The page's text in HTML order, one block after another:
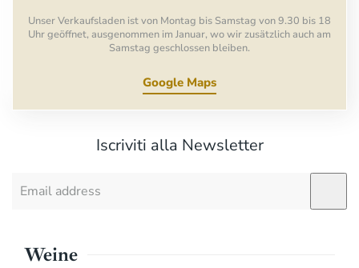
Unser Verkaufsladen ist von Montag bis Samstag von 9.30 bis 18
Uhr geöffnet, ausgenommen im Januar, wo wir zusätzlich auch am
Samstag geschlossen bleiben.
Google Maps
Iscriviti alla Newsletter
Weine